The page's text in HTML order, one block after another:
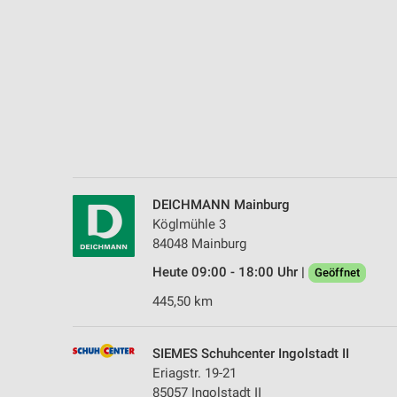
DEICHMANN Mainburg
Köglmühle 3
84048 Mainburg
Heute 09:00 - 18:00 Uhr |
Geöffnet
445,50 km
SIEMES Schuhcenter Ingolstadt II
Eriagstr. 19-21
85057 Ingolstadt II
Verwendung genauer Standortdaten
Geräte anhand von aktiv angeforderten Informationen
Nicht-IAB-Verarbeitungszwecke:
Funktional